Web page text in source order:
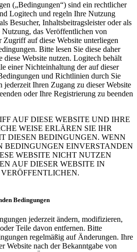
(„Bedingungen“) sind ein rechtlicher
Logitech und regeln Ihre Nutzung
Besucher, Inhaltsbeitragsleister oder als
das Veröffentlichen von
auf diese Website unterliegen
Bitte lesen Sie diese daher
diese Website nutzen. Logitech behält
einer Nichteinhaltung der auf dieser
und Richtlinien durch Sie
jederzeit Ihren Zugang zu dieser Website
oder Ihre Registrierung zu beenden
AUF DIESE WEBSITE UND IHRE
WEISE ERLÄREN SIE IHR
DIESEN BEDINGUNGEN. WENN
BEDINGUNGEN EINVERSTANDEN
WEBSITE NICHT NUTZEN
AUF DIESER WEBSITE IN
Bedingungen
jederzeit ändern, modifizieren,
Teile davon entfernen. Bitte
regelmäßig auf Änderungen. Ihre
Website nach der Bekanntgabe von